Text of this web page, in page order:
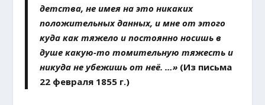
детства, не имея на это никаких
положительных данных, и мне от этого
куда как тяжело и постоянно носишь в
душе какую-то томительную тяжесть и
никуда не убежишь от неё. …» (Из письма
22 февраля 1855 г.)